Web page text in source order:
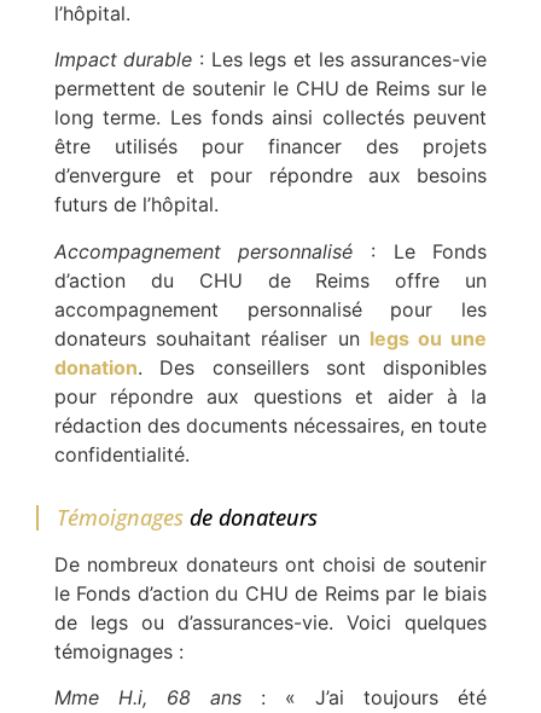
l’hôpital.
Impact durable : Les legs et les assurances-vie
permettent de soutenir le CHU de Reims sur le
long terme. Les fonds ainsi collectés peuvent
être utilisés pour financer des projets
d’envergure et pour répondre aux besoins
futurs de l’hôpital.
Accompagnement personnalisé : Le Fonds
d’action du CHU de Reims offre un
accompagnement personnalisé pour les
donateurs souhaitant réaliser un legs ou une
donation. Des conseillers sont disponibles
pour répondre aux questions et aider à la
rédaction des documents nécessaires, en toute
confidentialité.
Témoignagesde donateurs
De nombreux donateurs ont choisi de soutenir
le Fonds d’action du CHU de Reims par le biais
de legs ou d’assurances-vie. Voici quelques
témoignages :
Mme H.i, 68 ans: « J’ai toujours été